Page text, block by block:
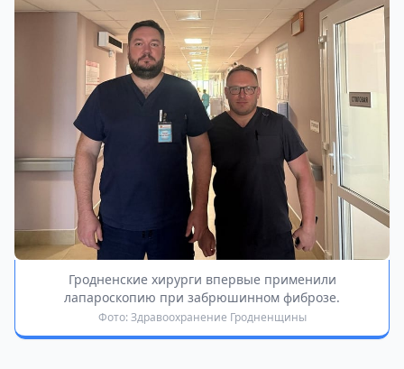
Гродненские хирурги впервые применили
лапароскопию при забрюшинном фиброзе.
Фото: Здравоохранение Гродненщины